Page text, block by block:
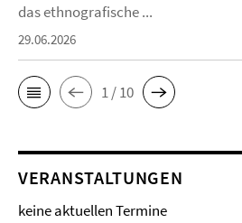
das ethnografische ...
29.06.2026
1 / 10
VERANSTALTUNGEN
keine aktuellen Termine